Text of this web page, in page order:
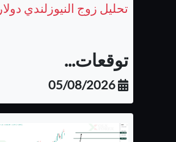
تحليل زوج النيوزلندي دولار
توقعات...
05/08/2026